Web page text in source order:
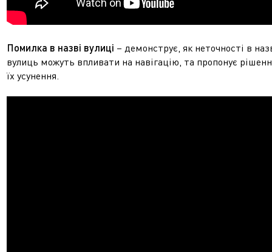
Помилка в назві вулиці – демонструє, як неточності в
вулиць можуть впливати на навігацію, та пропонує
їх усунення.